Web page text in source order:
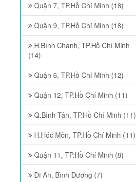
Quận 7, TP.Hồ Chí Minh (18)
Quận 9, TP.Hồ Chí Minh (18)
H.Bình Chánh, TP.Hồ Chí Minh
(14)
Quận 6, TP.Hồ Chí Minh (12)
Quận 12, TP.Hồ Chí Minh (11)
Q.Bình Tân, TP.Hồ Chí Minh (11)
H.Hóc Môn, TP.Hồ Chí Minh (11)
Quận 11, TP.Hồ Chí Minh (8)
Dĩ An, Bình Dương (7)